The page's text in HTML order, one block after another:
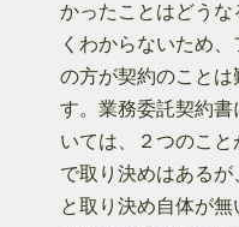
かったことはどうな
くわからないため
の方が契約のことは
す。業務委託契約
いては、２つのこ
で取り決めはある
と取り決め自体が